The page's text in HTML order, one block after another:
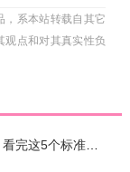
，系本站转载自其它
观点和对其真实性负
孕早期想买燕窝，干燕窝和鲜炖到底选哪个？看完这5个标准再下单